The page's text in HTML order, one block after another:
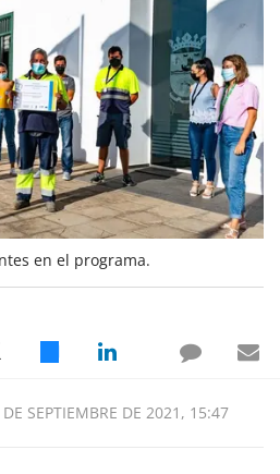
en el programa.
SEPTIEMBRE DE 2021, 15:47